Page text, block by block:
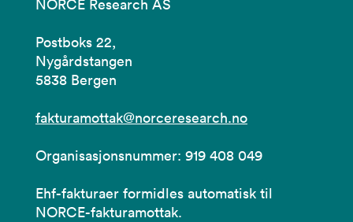
NORCE Research AS
Postboks 22,
Nygårdstangen
5838 Bergen
fakturamottak@norceresearch.no
Organisasjonsnummer: 919 408 049
Ehf-fakturaer formidles automatisk til
NORCE-fakturamottak.